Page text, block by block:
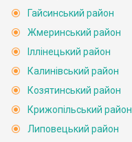
Гайсинський район
Жмеринський район
Іллінецький район
Калинівський район
Козятинський район
Крижопільський район
Липовецький район